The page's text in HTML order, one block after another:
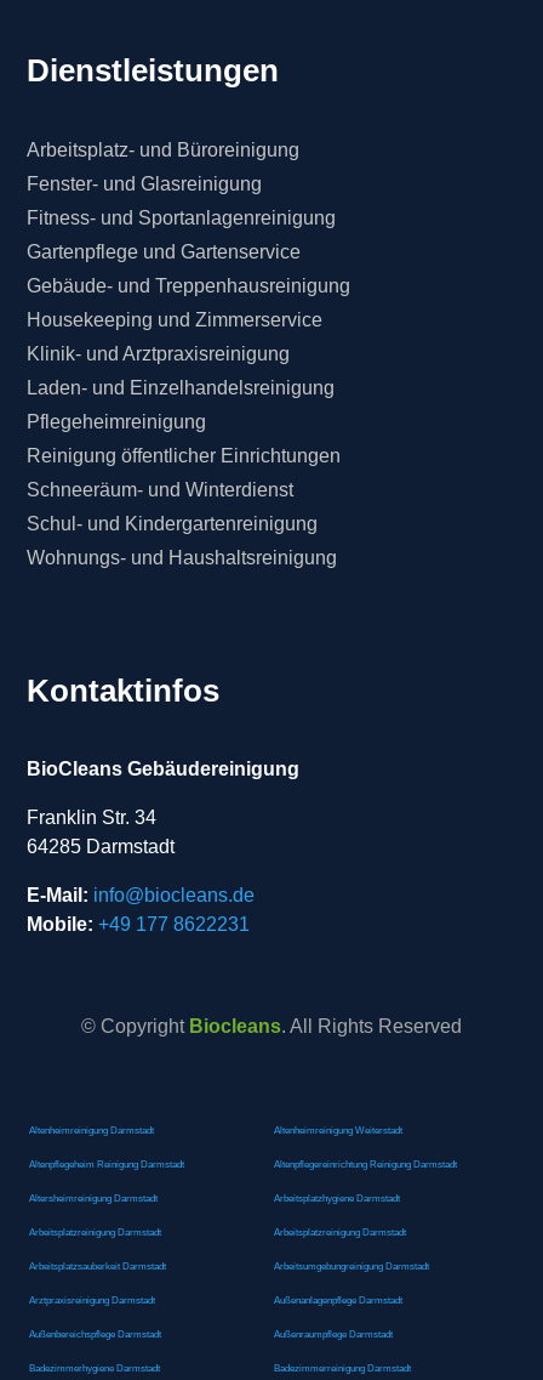
Dienstleistungen
Arbeitsplatz- und Büroreinigung
Fenster- und Glasreinigung
Fitness- und Sportanlagenreinigung
Gartenpflege und Gartenservice
Gebäude- und Treppenhausreinigung
Housekeeping und Zimmerservice
Klinik- und Arztpraxisreinigung
Laden- und Einzelhandelsreinigung
Pflegeheimreinigung
Reinigung öffentlicher Einrichtungen
Schneeräum- und Winterdienst
Schul- und Kindergartenreinigung
Wohnungs- und Haushaltsreinigung
Kontaktinfos
BioCleans Gebäudereinigung
Franklin Str. 34
64285 Darmstadt
E-Mail: info@biocleans.de
Mobile: +49 177 8622231
© Copyright Biocleans. All Rights Reserved
Altenheimreinigung Darmstadt Altenheimreinigung Weiterstadt
Altenpflegeheim Reinigung Darmstadt Altenpflegereinrichtung Reinigung Darmstadt
Altersheimreinigung Darmstadt Arbeitsplatzhygiene Darmstadt
Arbeitsplatzreinigung Darmstadt Arbeitsplatzreinigung Darmstadt
Arbeitsplatzsauberkeit Darmstadt Arbeitsumgebungreinigung Darmstadt
Arztpraxisreinigung Darmstadt Außenanlagenpflege Darmstadt
Außenbereichspflege Darmstadt Außenraumpflege Darmstadt
Badezimmerhygiene Darmstadt Badezimmerreinigung Darmstadt